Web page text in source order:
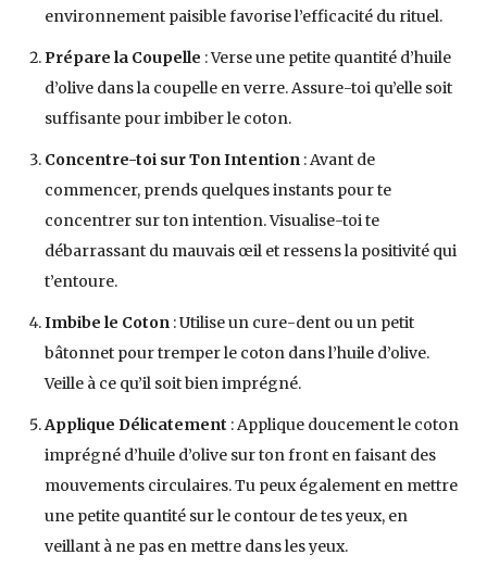
environnement paisible favorise l’efficacité du rituel.
Prépare la Coupelle : Verse une petite quantité d’huile
d’olive dans la coupelle en verre. Assure-toi qu’elle soit
suffisante pour imbiber le coton.
Concentre-toi sur Ton Intention : Avant de
commencer, prends quelques instants pour te
concentrer sur ton intention. Visualise-toi te
débarrassant du mauvais œil et ressens la positivité qui
t’entoure.
Imbibe le Coton : Utilise un cure-dent ou un petit
bâtonnet pour tremper le coton dans l’huile d’olive.
Veille à ce qu’il soit bien imprégné.
Applique Délicatement : Applique doucement le coton
imprégné d’huile d’olive sur ton front en faisant des
mouvements circulaires. Tu peux également en mettre
une petite quantité sur le contour de tes yeux, en
veillant à ne pas en mettre dans les yeux.